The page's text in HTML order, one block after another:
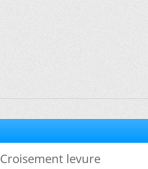
Croisement levure